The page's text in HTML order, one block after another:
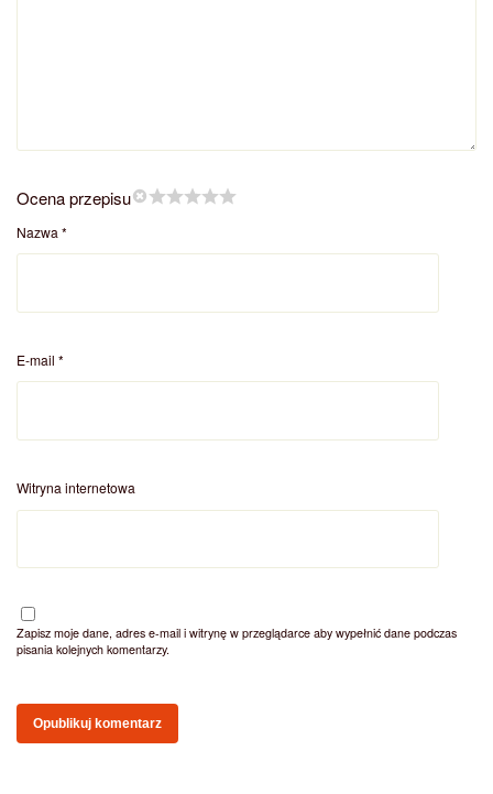
Ocena przepisu
Nazwa *
E-mail *
Witryna internetowa
Zapisz moje dane, adres e-mail i witrynę w przeglądarce aby wypełnić dane podczas
pisania kolejnych komentarzy.